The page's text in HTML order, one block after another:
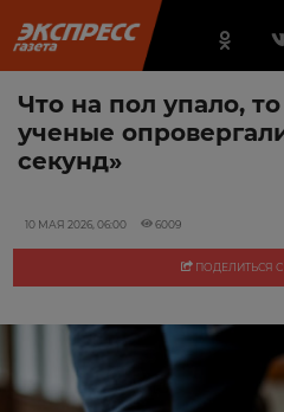
Что на пол упало,
ученые
секунд»
10 МАЯ 2026, 06:00 6009
ПОДЕЛИТЬСЯ